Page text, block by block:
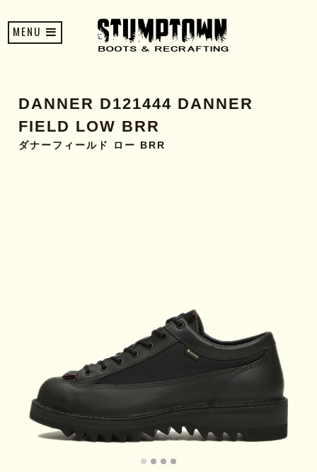
MENU
DANNER D121444 DANNER
FIELD LOW BRR
ダナーフィールド ロー BRR